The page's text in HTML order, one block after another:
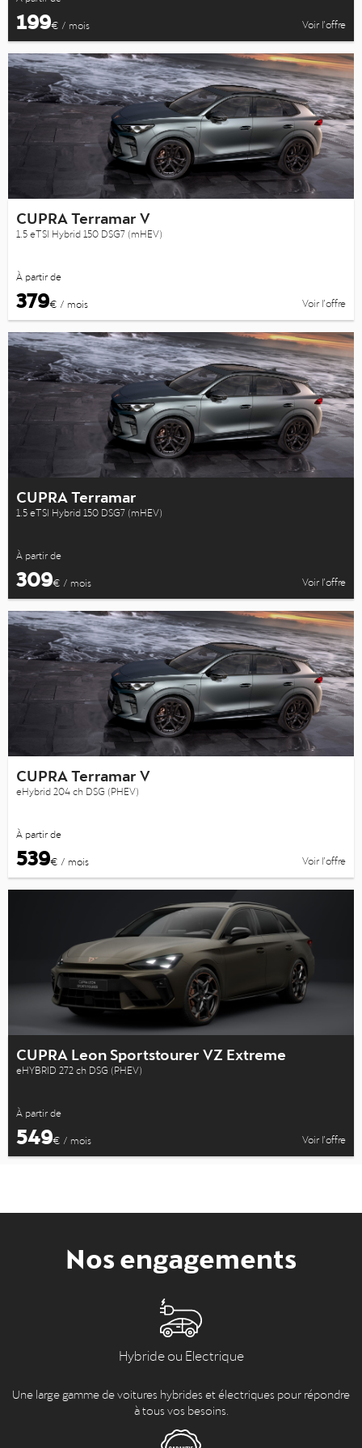
199€ / mois Voir l’offre
CUPRA Terramar V
1.5 eTSI Hybrid 150 DSG7 (mHEV)
À partir de
379€ / mois Voir l’offre
CUPRA Terramar
1.5 eTSI Hybrid 150 DSG7 (mHEV)
À partir de
309€ / mois Voir l’offre
CUPRA Terramar V
eHybrid 204 ch DSG (PHEV)
À partir de
539€ / mois Voir l’offre
CUPRA Leon Sportstourer VZ Extreme
eHYBRID 272 ch DSG (PHEV)
À partir de
549€ / mois Voir l’offre
Nos engagements
Hybride ou Electrique
Une large gamme de voitures hybrides et électriques pour répondre
à tous vos besoins.